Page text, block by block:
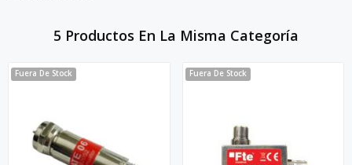
5 Productos En La Misma Categoría
Fuera De Stock Fuera De Stock